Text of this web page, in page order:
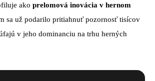
ako prelomová inovácia v hernom
sa už podarilo pritiahnuť pozornosť tisícov
v jeho dominanciu na trhu herných